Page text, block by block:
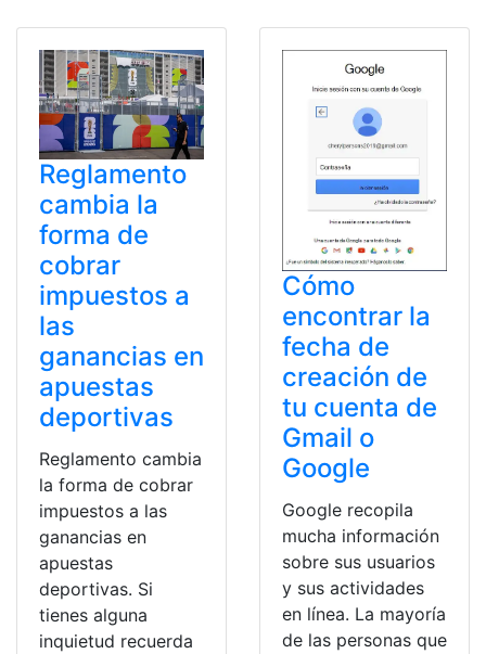
Reglamento
cambia la
forma de
cobrar
impuestos a
las
ganancias en
apuestas
deportivas
Reglamento cambia
la forma de cobrar
impuestos a las
ganancias en
apuestas
deportivas. Si
tienes alguna
inquietud recuerda
Cómo
encontrar la
fecha de
creación de
tu cuenta de
Gmail o
Google
Google recopila
mucha información
sobre sus usuarios
y sus actividades
en línea. La mayoría
de las personas que